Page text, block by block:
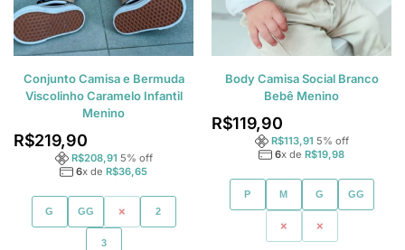
Conjunto Camisa e Bermuda
Viscolinho Caramelo Infantil
Menino
R$219,90
R$208,91 5% off
6x de R$36,65
G GG 1 2
3
Body Camisa Social Branco
Bebê Menino
R$119,90
R$113,91 5% off
6x de R$19,98
P M G GG
1 2